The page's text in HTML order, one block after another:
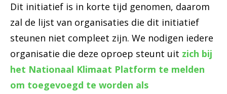
Dit initiatief is in korte tijd genomen, daarom
zal de lijst van organisaties die dit initiatief
steunen niet compleet zijn. We nodigen iedere
organisatie die deze oproep steunt uit zich bij
het Nationaal Klimaat Platform te melden
om toegevoegd te worden als